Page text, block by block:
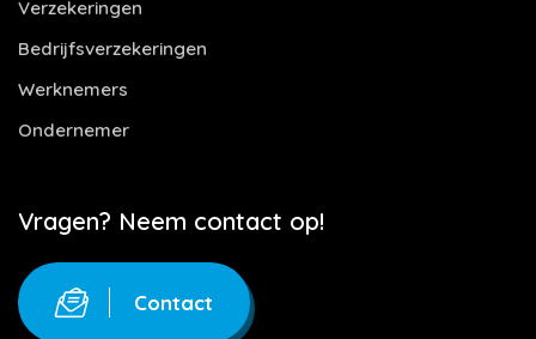
Verzekeringen
Bedrijfsverzekeringen
Werknemers
Ondernemer
Vragen? Neem contact op!
Contact